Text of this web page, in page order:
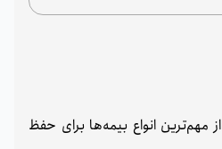
انواع بیمه‌ها برای حفظ